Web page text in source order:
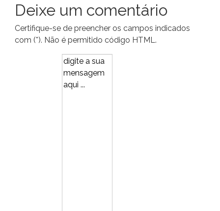
Deixe um comentário
Certifique-se de preencher os campos indicados
com (*). Não é permitido código HTML.